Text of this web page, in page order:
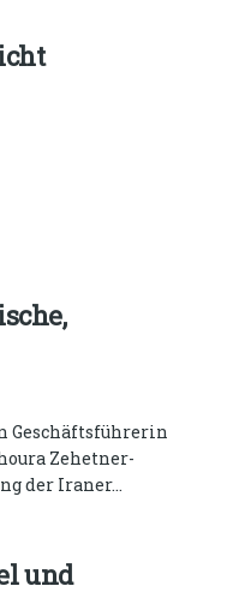
Geschäftsführerin
Zehetner-
der Iraner...
und